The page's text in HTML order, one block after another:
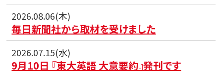
2026.08.06(木)
毎日新聞社から取材を受けました
2026.07.15(水)
9月10日 『東大英語 大意要約』発刊です